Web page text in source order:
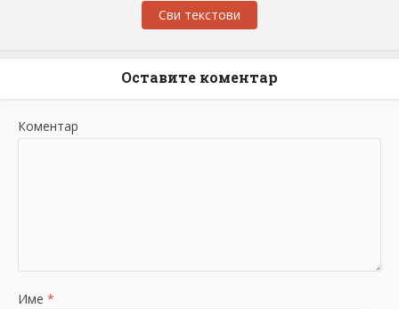
Сви текстови
Оставите коментар
Коментар
Име *